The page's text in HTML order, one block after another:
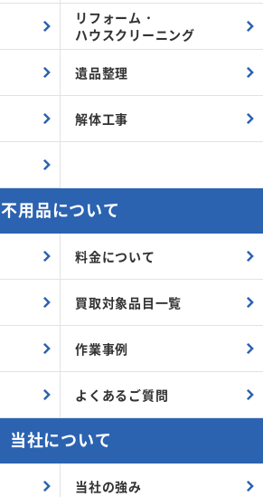
リフォーム・
ハウスクリーニング
遺品整理
解体工事
不用品について
料金について
買取対象品目一覧
作業事例
よくあるご質問
当社について
当社の強み